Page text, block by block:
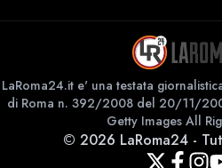
LaRoma24.it e' una testata
di Roma n. 392/2008 del 20/11/
Getty Images All
© 2026 LaRoma24-